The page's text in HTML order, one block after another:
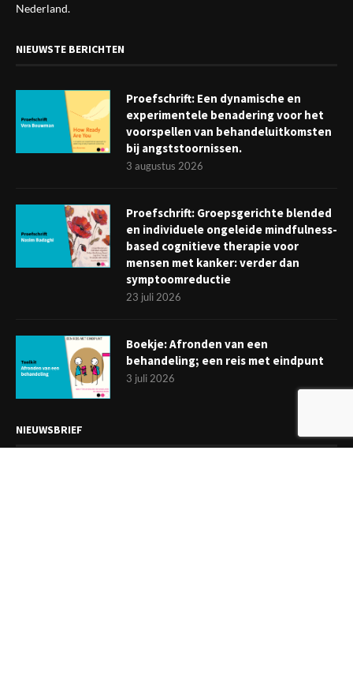
Nederland.
NIEUWSTE BERICHTEN
Proefschrift: Een dynamische en
experimentele benadering voor het
voorspellen van behandeluitkomsten
bij angststoornissen.
3 augustus 2026
Proefschrift: Groepsgerichte blended
en individuele ongeleide mindfulness-
based cognitieve therapie voor
mensen met kanker: verder dan
symptoomreductie
23 juli 2026
Boekje: Afronden van een
behandeling; een reis met eindpunt
3 juli 2026
NIEUWSBRIEF